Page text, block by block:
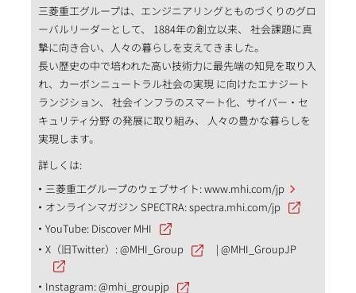
三菱重工グループは、エンジニアリングとものづくりのグロ
ーバルリーダーとして、 1884年の創立以来、 社会課題に真
摯に向き合い、人々の暮らしを支えてきました。
長い歴史の中で培われた高い技術力に最先端の知見を取り入
れ、カーボンニュートラル社会の実現 に向けたエナジート
ランジション、 社会インフラのスマート化、サイバー・セ
キュリティ分野 の発展に取り組み、 人々の豊かな暮らしを
実現します。
詳しくは:
三菱重工グループのウェブサイト:www.mhi.com/jp
オンラインマガジン SPECTRA:spectra.mhi.com/jp
YouTube: Discover MHI
X（旧Twitter）:@MHI_Group |@MHI_GroupJP
Instagram:@mhi_groupjp